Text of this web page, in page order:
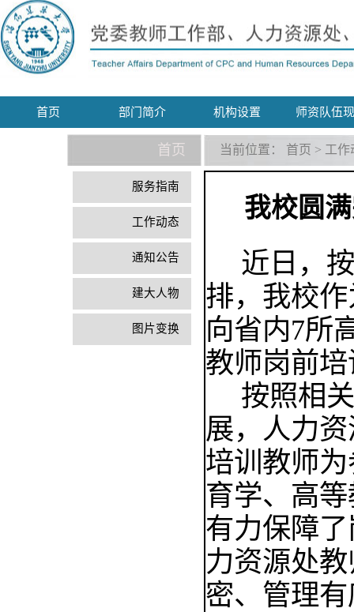
首页 部门简介 机构设置 师资队伍
首页
服务指南
工作动态
通知公告
建大人物
图片变换
当前位置： 首页 > 工作
我校圆
近日，
排，我校
向省内7所
教师岗前
按照相
展，人力
培训教师
育学、高
有力保障
力资源处
密、管理